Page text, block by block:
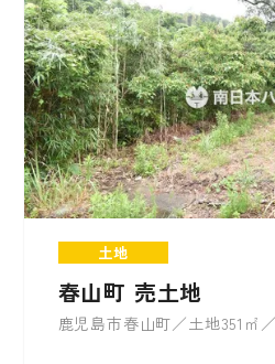
土地
春山町 売土地
鹿児島市春山町／土地351㎡